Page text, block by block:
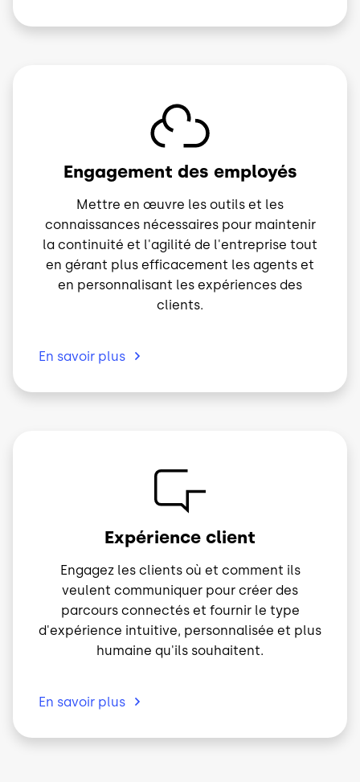
Engagement des employés
Mettre en œuvre les outils et les
connaissances nécessaires pour maintenir
la continuité et l'agilité de l'entreprise tout
en gérant plus efficacement les agents et
en personnalisant les expériences des
clients.
En savoir plus
Expérience client
Engagez les clients où et comment ils
veulent communiquer pour créer des
parcours connectés et fournir le type
d'expérience intuitive, personnalisée et plus
humaine qu'ils souhaitent.
En savoir plus